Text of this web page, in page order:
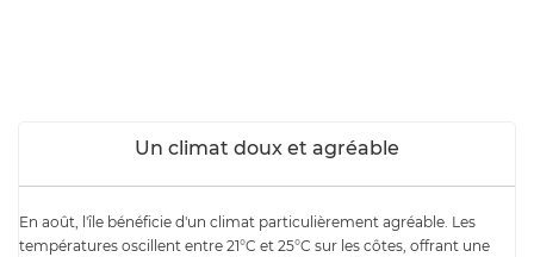
Un climat doux et agréable
En août, l'île bénéficie d'un climat particulièrement agréable. Les
températures oscillent entre 21°C et 25°C sur les côtes, offrant une